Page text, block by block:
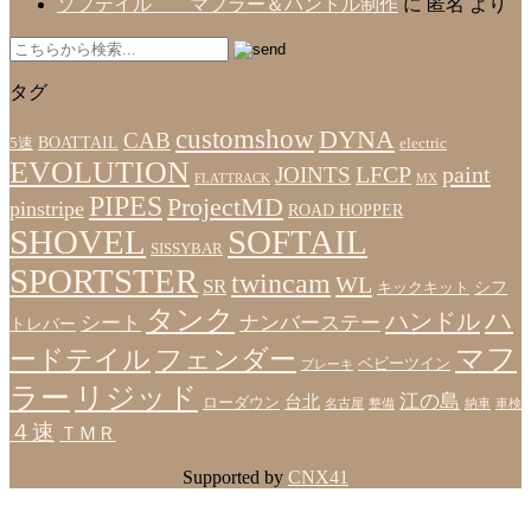
ソフテイル マフラー＆ハンドル制作 に 匿名 より
タグ
5速 BOATTAIL CAB customshow DYNA electric
EVOLUTION FLATTRACK JOINTS LFCP MX paint
pinstripe PIPES ProjectMD ROAD HOPPER
SHOVEL SISSYBAR SOFTAIL
SPORTSTER SR twincam WL キックキット シフ
トレバー シート タンク ナンバーステー ハンドルハ
ードテイル フェンダー ブレーキ ベビーツイン マフ
ラー リジッド ローダウン 台北 名古屋 整備 江の島 納車 車検
４速 ＴＭＲ
Supported by CNX41